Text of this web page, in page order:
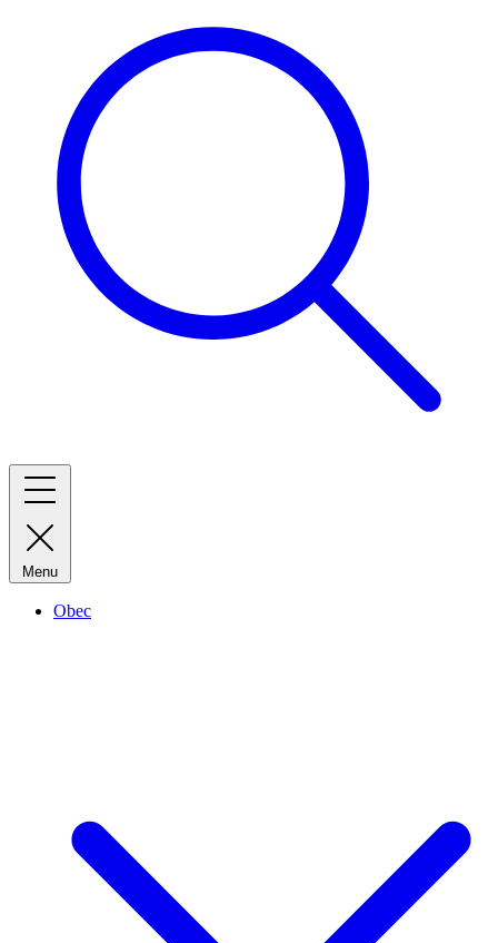
Menu
Obec